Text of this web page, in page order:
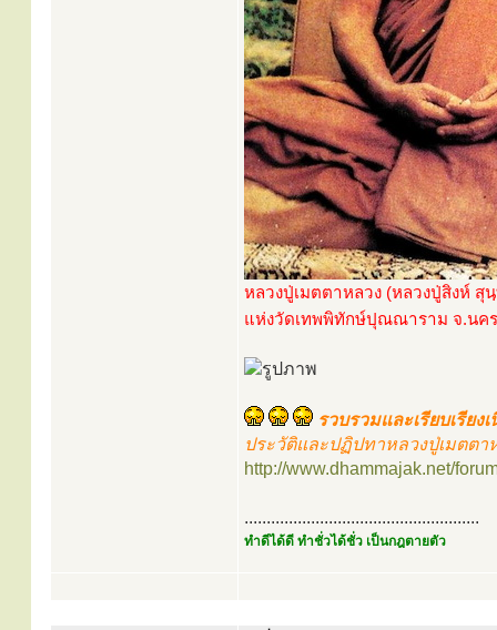
หลวงปู่เมตตาหลวง (หลวงปู่สิงห์ สุ
แห่งวัดเทพพิทักษ์ปุณณาราม จ.นค
รวบรวมและเรียบเรียง
ประวัติและปฏิปทาหลวงปู่เมตตา
http://www.dhammajak.net/
.....................................................
ทำดีได้ดี ทำชั่วได้ชั่ว เป็นกฎตายตัว